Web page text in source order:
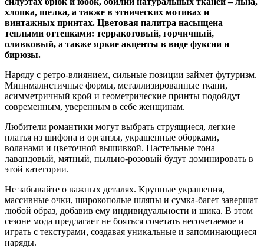
хлопка, шелка, а также в этнических мотивах и
винтажных принтах. Цветовая палитра насыщена
теплыми оттенками: терракотовый, горчичный,
оливковый, а также яркие акценты в виде фуксии и
бирюзы.
Наряду с ретро-влиянием, сильные позиции займет футуризм.
Минималистичные формы, металлизированные ткани,
асимметричный крой и геометрические принты подойдут
современным, уверенным в себе женщинам.
Любители романтики могут выбрать струящиеся, легкие
платья из шифона и органзы, украшенные оборками,
воланами и цветочной вышивкой. Пастельные тона –
лавандовый, мятный, пыльно-розовый будут доминировать в
этой категории.
Не забывайте о важных деталях. Крупные украшения,
массивные очки, широкополые шляпы и сумка-багет завершат
любой образ, добавив ему индивидуальности и шика. В этом
сезоне мода предлагает не бояться сочетать несочетаемое и
играть с текстурами, создавая уникальные и запоминающиеся
наряды.